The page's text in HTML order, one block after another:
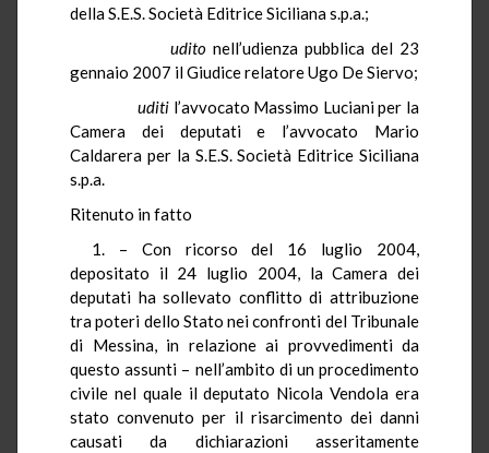
della S.E.S. Società Editrice Siciliana s.p.a.;
udito nell’udienza pubblica del 23
gennaio 2007 il Giudice relatore Ugo De Siervo;
uditi l’avvocato Massimo Luciani per la
Camera dei deputati e l’avvocato Mario
Caldarera per la S.E.S. Società Editrice Siciliana
s.p.a.
Ritenuto in fatto
1. – Con ricorso del 16 luglio 2004,
depositato il 24 luglio 2004, la Camera dei
deputati ha sollevato conflitto di attribuzione
tra poteri dello Stato nei confronti del Tribunale
di Messina, in relazione ai provvedimenti da
questo assunti – nell’ambito di un procedimento
civile nel quale il deputato Nicola Vendola era
stato convenuto per il risarcimento dei danni
causati da dichiarazioni asseritamente